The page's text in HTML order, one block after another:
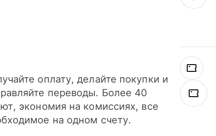
оплату, делайте покупки и
переводы. Более 40
экономия на комиссиях, все
на одном счету.